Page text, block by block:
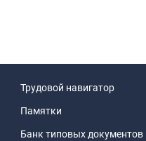
Трудовой навигатор
Памятки
Банк типовых документов